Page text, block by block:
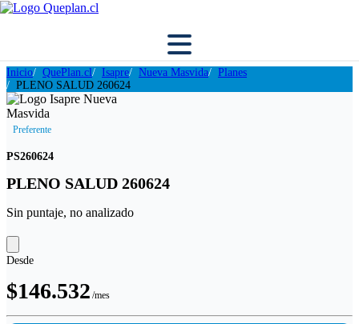
Inicio QuePlan.cl Isapre Nueva Masvida
Planes
PLENO SALUD 260624
Preferente
PS260624
PLENO SALUD 260624
Sin puntaje, no analizado
Desde
$146.532 /mes